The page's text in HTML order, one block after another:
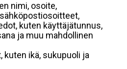
nimi, osoite,
kuten käyttäjätunnus,
ja muu mahdollinen
kuten ikä, sukupuoli ja